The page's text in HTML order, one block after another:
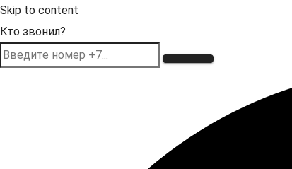
Skip to content
Кто звонил?